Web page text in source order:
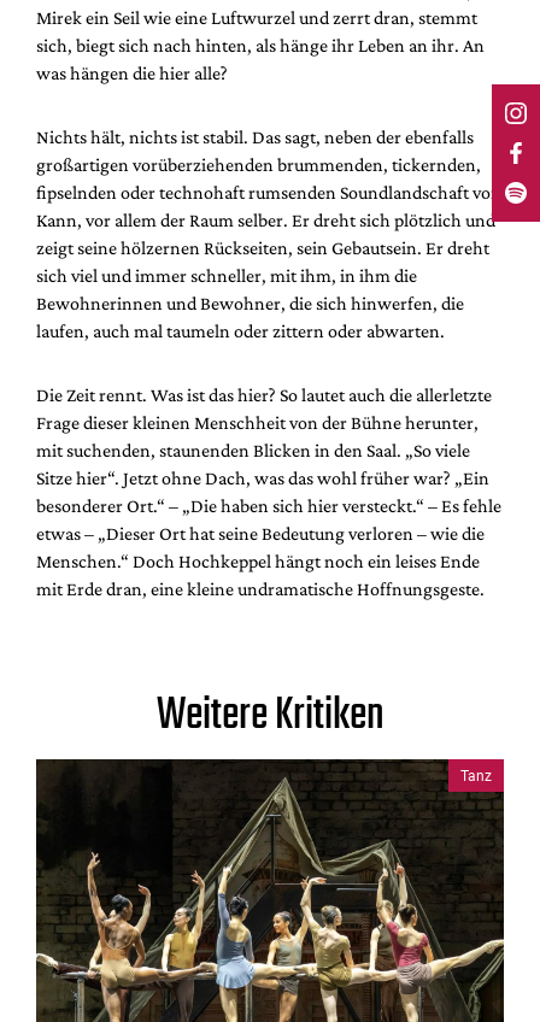
Mirek ein Seil wie eine Luftwurzel und zerrt dran, stemmt
sich, biegt sich nach hinten, als hänge ihr Leben an ihr. An
was hängen die hier alle?
Nichts hält, nichts ist stabil. Das sagt, neben der ebenfalls
großartigen vorüberziehenden brummenden, tickernden,
fipselnden oder technohaft rumsenden Soundlandschaft von
Kann, vor allem der Raum selber. Er dreht sich plötzlich und
zeigt seine hölzernen Rückseiten, sein Gebautsein. Er dreht
sich viel und immer schneller, mit ihm, in ihm die
Bewohnerinnen und Bewohner, die sich hinwerfen, die
laufen, auch mal taumeln oder zittern oder abwarten.
Die Zeit rennt. Was ist das hier? So lautet auch die allerletzte
Frage dieser kleinen Menschheit von der Bühne herunter,
mit suchenden, staunenden Blicken in den Saal. „So viele
Sitze hier“. Jetzt ohne Dach, was das wohl früher war? „Ein
besonderer Ort.“ – „Die haben sich hier versteckt.“ – Es fehle
etwas – „Dieser Ort hat seine Bedeutung verloren – wie die
Menschen.“ Doch Hochkeppel hängt noch ein leises Ende
mit Erde dran, eine kleine undramatische Hoffnungsgeste.
Weitere Kritiken
Tanz